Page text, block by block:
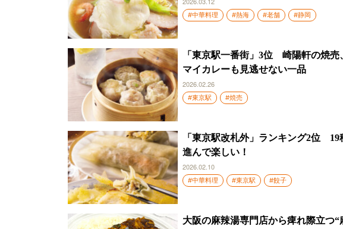
#中華料理 #熱海 #老舗 #静岡
「東京駅一番街」3位 崎陽軒の焼
マイカレーも見逃せない一品
2026.02.26
#東京駅 #焼売
「東京駅改札外」ランキング2位
進んで楽しい！
2026.02.10
#中華料理 #東京駅 #餃子
大阪の麻辣湯専門店から痺れ際立